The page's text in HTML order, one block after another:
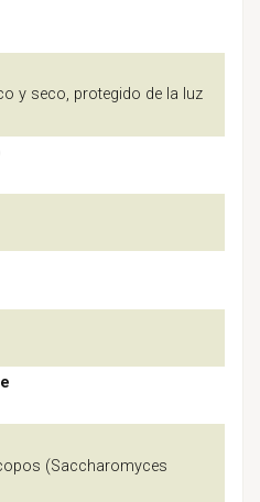
y seco, protegido de la luz
(Saccharomyces